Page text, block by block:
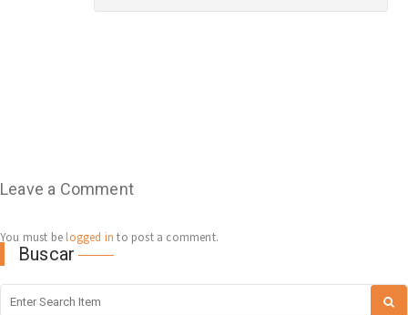
Leave a Comment
You must belogged in to post a comment.
Buscar